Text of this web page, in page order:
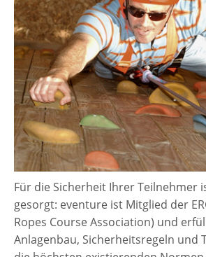
Für die Sicherheit Ihrer Teilnehmer
gesorgt: eventure ist Mitglied der
Ropes Course Association) und
Anlagenbau, Sicherheitsregeln und